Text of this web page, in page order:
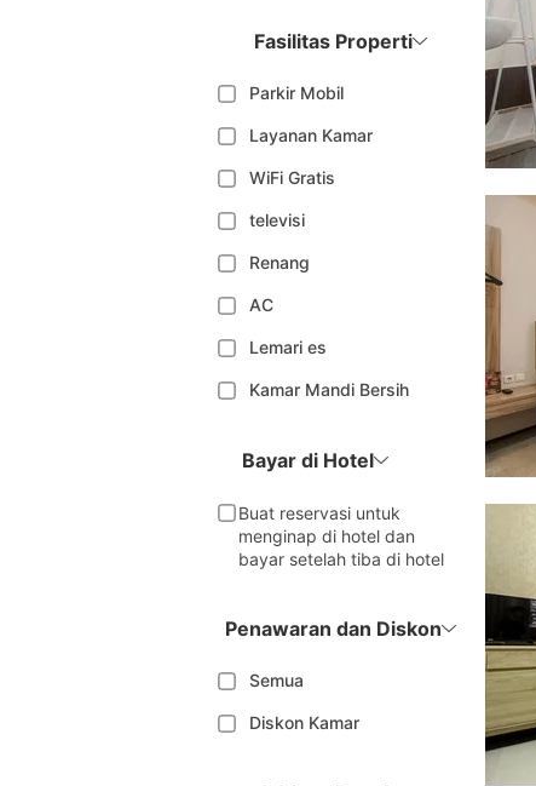
Fasilitas Properti
Parkir Mobil
Layanan Kamar
WiFi Gratis
televisi
Renang
AC
Lemari es
Kamar Mandi Bersih
Bayar di Hotel
Buat reservasi untuk
menginap di hotel dan
bayar setelah tiba di hotel
Penawaran dan Diskon
Semua
Diskon Kamar